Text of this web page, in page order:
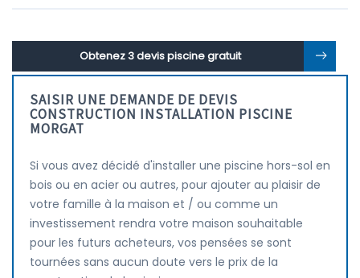
Obtenez 3 devis piscine gratuit
SAISIR UNE DEMANDE DE DEVIS
CONSTRUCTION INSTALLATION PISCINE
MORGAT
Si vous avez décidé d'installer une piscine hors-sol en
bois ou en acier ou autres, pour ajouter au plaisir de
votre famille à la maison et / ou comme un
investissement rendra votre maison souhaitable
pour les futurs acheteurs, vos pensées se sont
tournées sans aucun doute vers le prix de la